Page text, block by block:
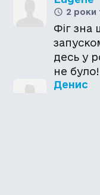
2 роки
Фіг зна
десь у
не було!
Денис